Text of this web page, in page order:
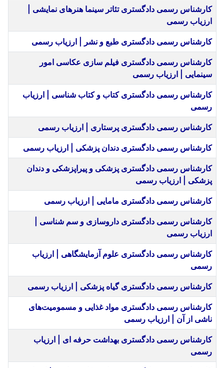
کارشناس رسمی دادگستری تئاتر سینما هنرهای نمایشی |
ارزیاب رسمی
کارشناس رسمی دادگستری طبع و نشر | ارزیاب رسمی
کارشناس رسمی دادگستری فیلم سازی عکاسی امور
سینمایی | ارزیاب رسمی
کارشناس رسمی دادگستری کتاب و کتاب شناسی | ارزیاب
رسمی
کارشناس رسمی دادگستری پرستاری | ارزیاب رسمی
کارشناس رسمی دادگستری دندان پزشکی | ارزیاب رسمی
کارشناس رسمی دادگستری پزشکی و پیراپزشکی و دندان
پزشکی | ارزیاب رسمی
کارشناس رسمی دادگستری مامایی | ارزیاب رسمی
کارشناس رسمی دادگستری داروسازی و سم شناسی |
ارزیاب رسمی
کارشناس رسمی دادگستری علوم آزمایشگاهی | ارزیاب
رسمی
کارشناس رسمی دادگستری گیاه پزشکی | ارزیاب رسمی
کارشناس رسمی دادگستری مواد غذایی و مسمومیت‌های
ناشی از آن | ارزیاب رسمی
کارشناس رسمی دادگستری بهداشت حرفه ای | ارزیاب
رسمی